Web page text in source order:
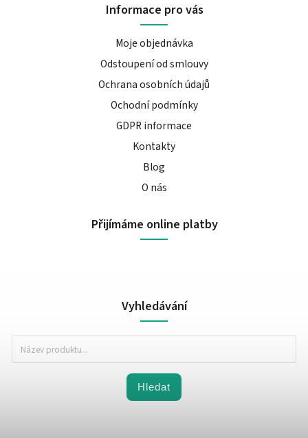
Informace pro vás
Moje objednávka
Odstoupení od smlouvy
Ochrana osobních údajů
Ochodní podmínky
GDPR informace
Kontakty
Blog
O nás
Přijímáme online platby
Vyhledávání
Hledat